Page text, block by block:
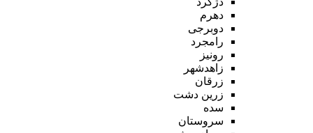
دهرم
دوبرجی
رامجرد
رونیز
زاهدشهر
زرقان
زرین دشت
سده
سروستان